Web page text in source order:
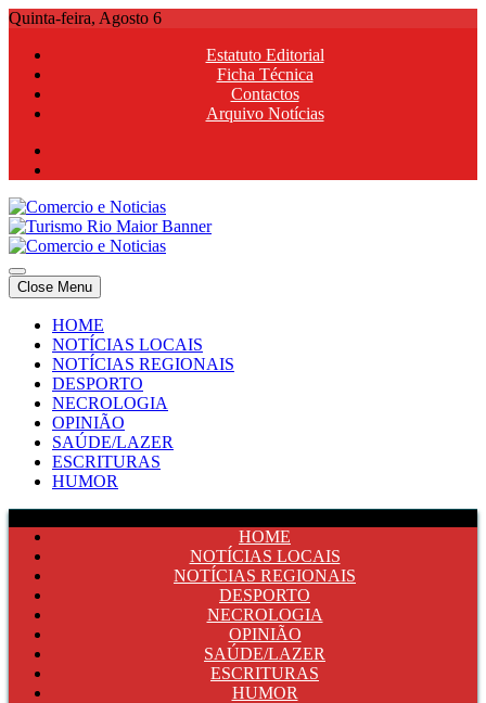
Skip
content
Quinta-feira, Agosto 6
Estatuto Editorial
Ficha Técnica
Contactos
Arquivo Notícias
Comercio e Noticias
Notícias e Publicidade Online
Comercio e Noticias
Notícias e Publicidade Online
Close Menu
HOME
NOTÍCIAS LOCAIS
NOTÍCIAS REGIONAIS
DESPORTO
NECROLOGIA
OPINIÃO
SAÚDE/LAZER
ESCRITURAS
HUMOR
HOME
NOTÍCIAS LOCAIS
NOTÍCIAS REGIONAIS
DESPORTO
NECROLOGIA
OPINIÃO
SAÚDE/LAZER
ESCRITURAS
HUMOR